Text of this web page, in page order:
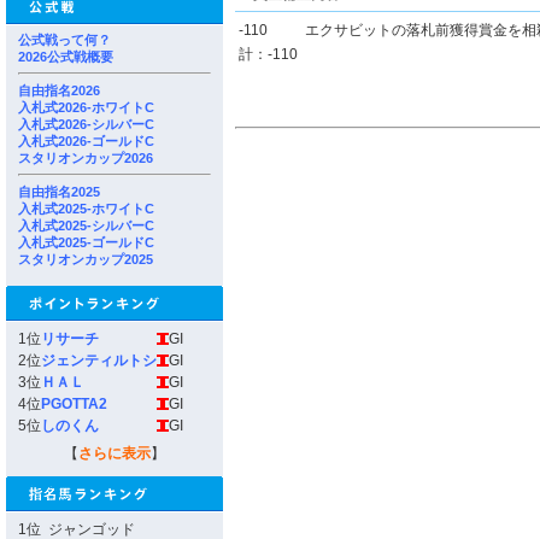
公式戦って何？
2026公式戦概要
自由指名2026
入札式2026-ホワイトC
入札式2026-シルバーC
入札式2026-ゴールドC
スタリオンカップ2026
自由指名2025
入札式2025-ホワイトC
入札式2025-シルバーC
入札式2025-ゴールドC
スタリオンカップ2025
1位 リサーチ
GI
2位ジェンティルトシ
GI
3位 ＨＡＬ
GI
4位 PGOTTA2
GI
5位 しのくん
GI
【 さらに表示】
1位 ジャンゴッド
-110
エクサビットの落札前獲得賞金を相
計：-110